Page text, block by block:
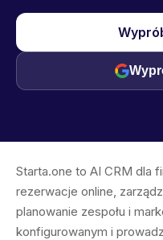
Starta.one to AI CRM dla
rezerwacje online,
planowanie zespołu i
konfigurowanym i